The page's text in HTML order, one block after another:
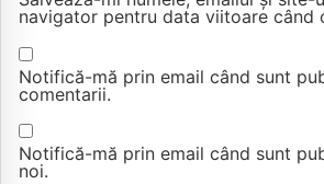
navigator pentru data viitoare când
Notifică-mă prin email când sunt
comentarii.
Notifică-mă prin email când sunt
noi.